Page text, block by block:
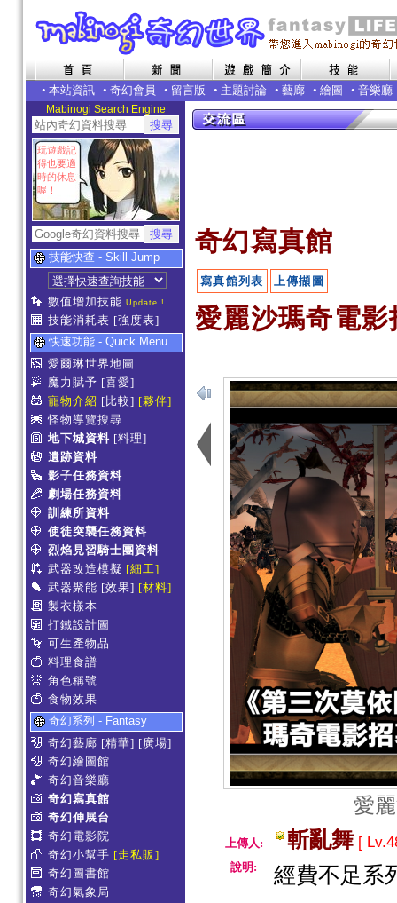
• 本站資訊 • 奇幻會員 • 留言版 • 主題討論 • 藝廊 • 繪圖 • 音樂廳
Mabinogi Search Engine
玩遊戲記
得也要適
時的休息
喔！
技能快查 - Skill Jump
數值增加技能 Update !
技能消耗表 [強度表]
快速功能 - Quick Menu
愛爾琳世界地圖
魔力賦予 [喜愛]
寵物介紹 [比較] [夥伴]
怪物導覽搜尋
地下城資料 [料理]
遺跡資料
影子任務資料
劇場任務資料
訓練所資料
使徒突襲任務資料
烈焰見習騎士團資料
武器改造模擬 [細工]
武器聚能 [效果] [材料]
製衣樣本
打鐵設計圖
可生產物品
料理食譜
角色稱號
食物效果
奇幻系列 - Fantasy
奇幻藝廊 [精華] [廣場]
奇幻繪圖館
奇幻音樂廳
奇幻寫真館
奇幻伸展台
奇幻電影院
奇幻小幫手 [走私販]
奇幻圖書館
奇幻氣象局
奇幻寫真館
寫真館列表 上傳擷圖
愛麗沙瑪奇電
愛
上傳人: 斬亂舞 [
說明: 經費不足系